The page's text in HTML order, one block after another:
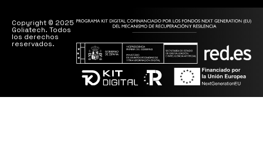
Copyright © 2025
Goliatech. Todos
los derechos
reservados.